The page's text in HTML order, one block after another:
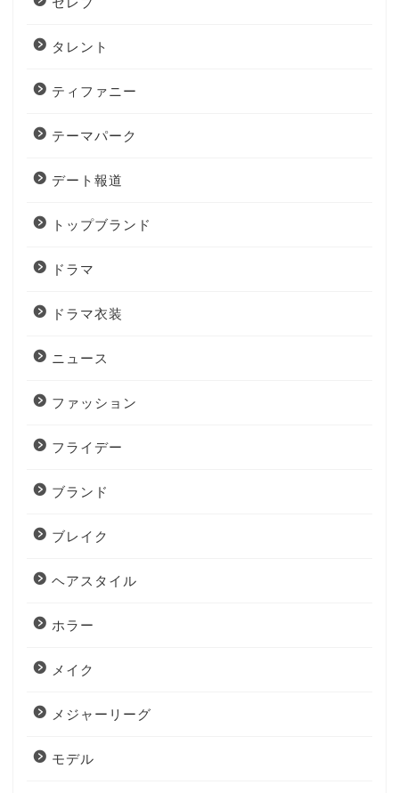
タレント
ティファニー
テーマパーク
デート報道
トップブランド
ドラマ
ドラマ衣装
ニュース
ファッション
フライデー
ブランド
ブレイク
ヘアスタイル
ホラー
メイク
メジャーリーグ
モデル